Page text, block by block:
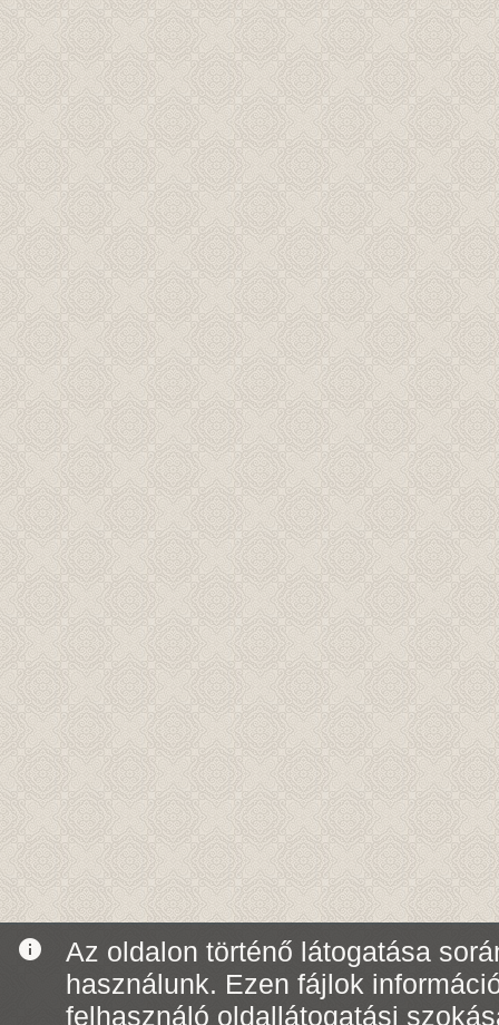
info
Az oldalon történő látogatása
használunk. Ezen fájlok
felhasználó oldallátogatási